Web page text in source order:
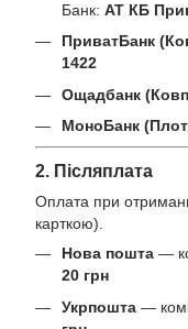
Банк: АТ КБ
ПриватБанк
1422
Ощадбанк
МоноБанк
2. Післяплата
Оплата при
карткою).
Нова пошта —
20 грн
Укрпошта —